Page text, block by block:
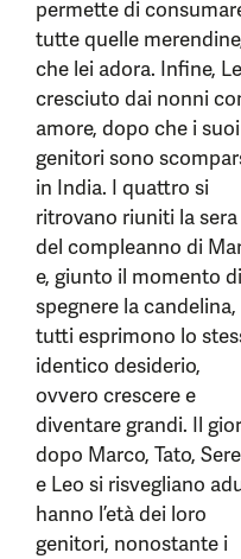
permette di
tutte quelle
che lei adora. Infine,
cresciuto dai nonni
amore, dopo che i suoi
genitori sono
in India. I quattro si
ritrovano riuniti la sera
del compleanno di
e, giunto il momento di
spegnere la candelina,
tutti esprimono lo
identico desiderio,
ovvero crescere e
diventare grandi. Il
dopo Marco, Tato,
e Leo si risvegliano
hanno l’età dei loro
genitori, nonostante i